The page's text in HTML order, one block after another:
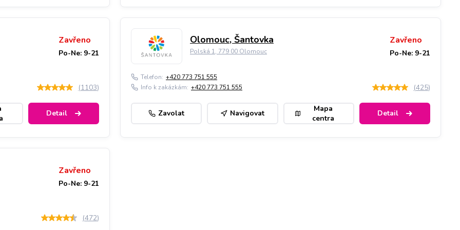
Zavřeno
Po-Ne: 9-21
(1103)
Detail
Olomouc, Šantovka
Polská 1, 779 00 Olomouc
Zavřeno
Po-Ne: 9-21
Telefon: +420 773 751 555
Info k zakázkám: +420 773 751 555 (425)
Zavolat Navigovat
Mapa
centra
Detail
Zavřeno
Po-Ne: 9-21
(472)